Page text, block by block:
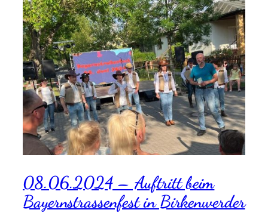
08.06.2024 – Auftritt beim
Bayernstrassenfest in Birkenwerder